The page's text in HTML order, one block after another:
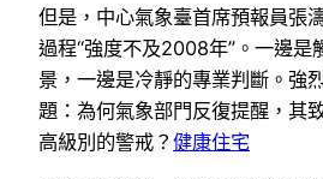
但是，中心氣象臺首席預報員張
過程“強度不及2008年”。一邊是
景，一邊是冷靜的專業判斷。強
題：為何氣象部門反復提醒，其
高級別的警戒？ 健康住宅